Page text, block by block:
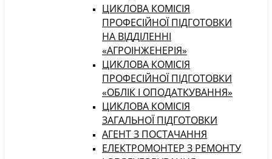
ЦИКЛОВА КОМІСІЯ
ПРОФЕСІЙНОЇ ПІДГОТОВКИ
НА ВІДДІЛЕННІ
«АГРОІНЖЕНЕРІЯ»
ЦИКЛОВА КОМІСІЯ
ПРОФЕСІЙНОЇ ПІДГОТОВКИ
«ОБЛІК І ОПОДАТКУВАННЯ»
ЦИКЛОВА КОМІСІЯ
ЗАГАЛЬНОЇ ПІДГОТОВКИ
АГЕНТ З ПОСТАЧАННЯ
ЕЛЕКТРОМОНТЕР З РЕМОНТУ